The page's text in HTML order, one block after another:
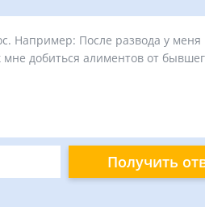
Получить